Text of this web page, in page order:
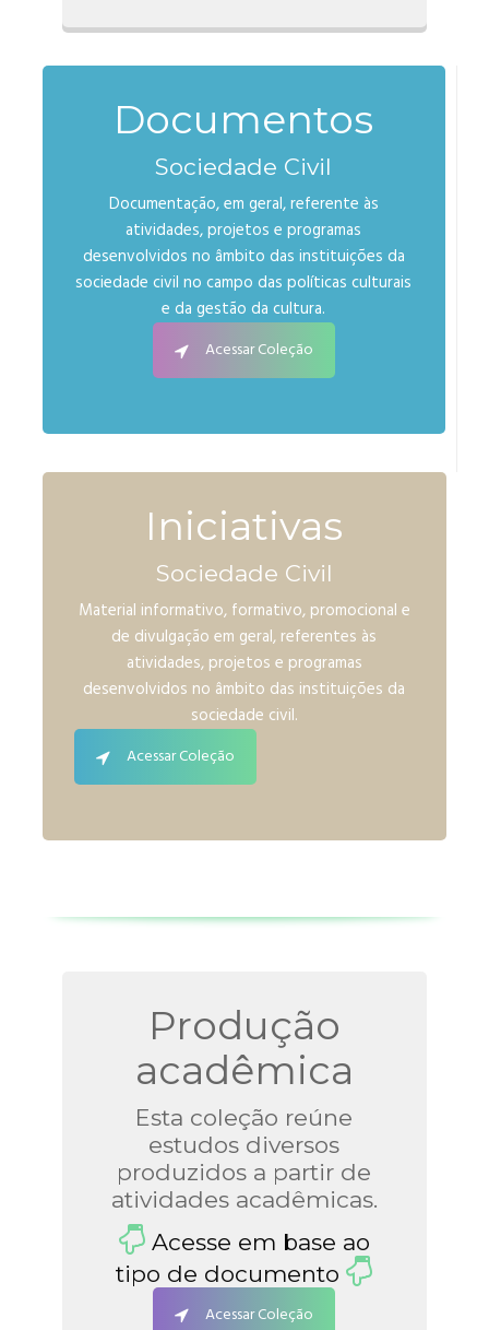
Documentos
Sociedade Civil
Documentação, em geral, referente às
atividades, projetos e programas
desenvolvidos no âmbito das instituições da
sociedade civil no campo das políticas culturais
e da gestão da cultura.
Acessar Coleção
Iniciativas
Sociedade Civil
Material informativo, formativo, promocional e
de divulgação em geral, referentes às
atividades, projetos e programas
desenvolvidos no âmbito das instituições da
sociedade civil.
Acessar Coleção
Produção
acadêmica
Esta coleção reúne
estudos diversos
produzidos a partir de
atividades acadêmicas.
Acesse em base ao
tipo de documento
Acessar Coleção